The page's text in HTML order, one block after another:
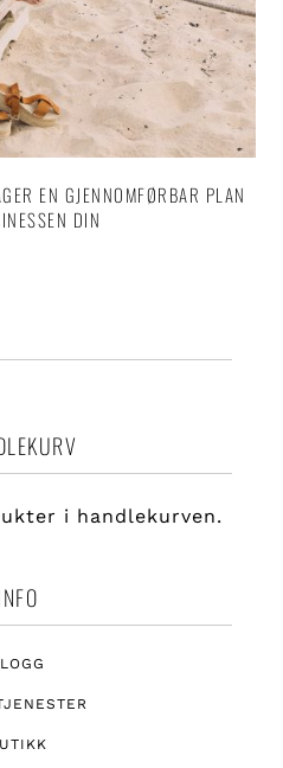
EN GJENNOMFØRBAR PLAN
DIN
i handlekurven.